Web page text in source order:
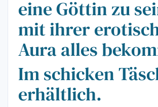
eine Göttin zu
mit ihrer
Aura alles
Im schicken
erhältlich.